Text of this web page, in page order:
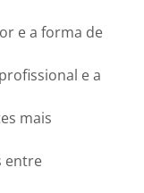
e a forma de
e a
mais
entre